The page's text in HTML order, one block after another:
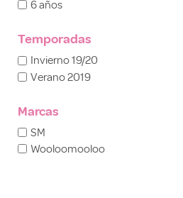
6 años
Temporadas
Invierno 19/20
Verano 2019
Marcas
SM
Wooloomooloo